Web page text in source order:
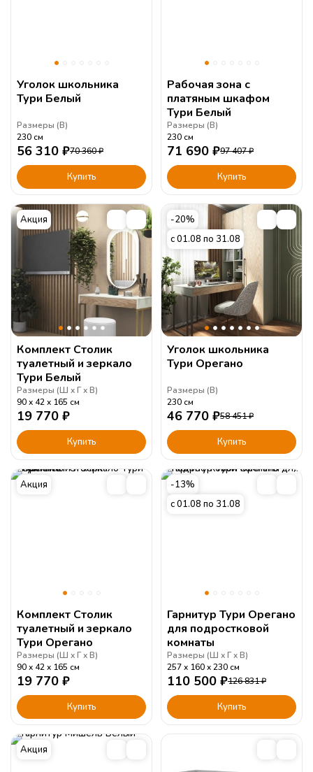
Уголок школьника
Тури Белый
Размеры (В)
230 см
56 310 ₽70 360₽
Купить
Рабочая зона с
платяным шкафом
Тури Белый
Размеры (В)
230 см
71 690 ₽97 407₽
Купить
Акция
Комплект Столик
туалетный и зеркало
Тури Белый
Размеры (Ш Г В)
90
42 165 см
19 770 ₽
Купить
-20%
с 01.08 по 31.08
Уголок школьника
Тури Орегано
Размеры (В)
230 см
46 770 ₽58 451₽
Купить
Акция
Комплект Столик
туалетный и зеркало
Тури Орегано
Размеры (Ш Г В)
90
42 165 см
19 770 ₽
Купить
-13%
с 01.08 по 31.08
Гарнитур Тури Орегано
для подростковой
комнаты
Размеры (Ш Г В)
257
160 230 см
110 500 ₽126 831₽
Купить
Акция